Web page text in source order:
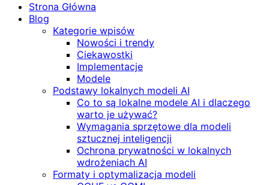
Strona Główna
Blog
Kategorie wpisów
Nowości i trendy
Ciekawostki
Implementacje
Modele
Podstawy lokalnych modeli AI
Co to są lokalne modele AI i dlaczego
warto je używać?
Wymagania sprzętowe dla modeli
sztucznej inteligencji
Ochrona prywatności w lokalnych
wdrożeniach AI
Formaty i optymalizacja modeli